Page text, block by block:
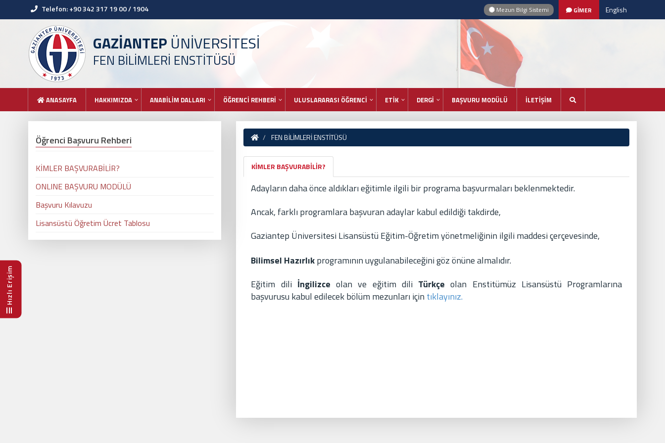
Hızlı Erişim
Telefon: +90 342 317 19 00 / 1904 Mezun Bilgi Sistemi GİMER English
GAZİANTEP ÜNİVERSİTESİ
FEN BİLİMLERİ ENSTİTÜSÜ
ANASAYFA HAKKIMIZDA ANABİLİM DALLARI ÖĞRENCİ REHBERİ ULUSLARARASI ÖĞRENCİ ETİK DERGİ BAŞVURU MODÜLÜ İLETİŞİM
FEN BİLİMLERİ ENSTİTÜSÜ
KİMLER BAŞVURABİLİR?
Adayların daha önce aldıkları eğitimle ilgili bir programa başvurmaları beklenmektedir.
Ancak, farklı programlara başvuran adaylar kabul edildiği takdirde,
Gaziantep Üniversitesi Lisansüstü Eğitim-Öğretim yönetmeliğinin ilgili maddesi çerçevesinde,
Bilimsel Hazırlıkprogramının uygulanabileceğini göz önüne almalıdır.
Eğitim diliİngilizceolan ve eğitim dili Türkçeolan Enstitümüz Lisansüstü Programlarına
başvurusu kabul edilecek bölüm mezunları için tıklayınız.
Öğrenci Başvuru Rehberi
KİMLER BAŞVURABİLİR?
ONLINE BAŞVURU MODÜLÜ
Başvuru Kılavuzu
Lisansüstü Öğretim Ücret Tablosu